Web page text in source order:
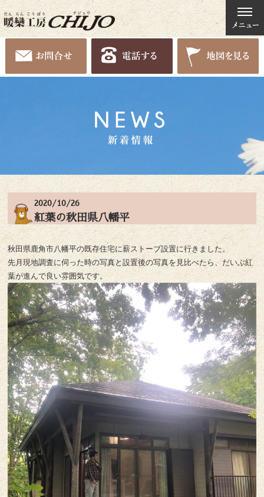
2020/10/26
紅葉の秋田県八幡平
秋田県鹿角市八幡平の既存住宅に薪ストーブ設置に行きました。
先月現地調査に伺った時の写真と設置後の写真を見比べたら、だいぶ紅
葉が進んで良い雰囲気です。